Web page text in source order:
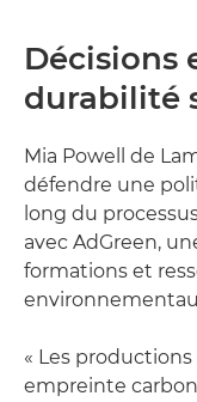
Décisions
durabilité
Mia Powell de
défendre une
long du
avec AdGreen,
formations et
« Les
empreinte